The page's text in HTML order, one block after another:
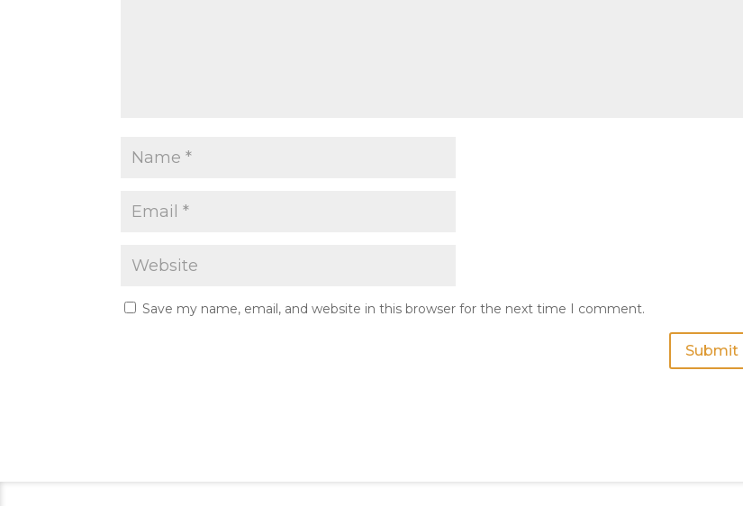
Save my name, email, and website in this browser for the next time I comment.